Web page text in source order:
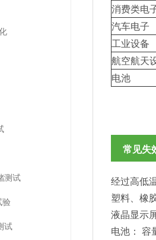
测试
试
消费类电
汽车电子
工业设备
航空航天
电池
常见失
经过高低
塑料、橡
液晶显示
电池： 容